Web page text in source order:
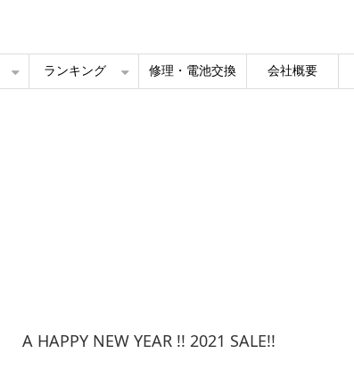
ランキング 修理・電池交換 会社概要
A HAPPY NEW YEAR !! 2021 SALE!!